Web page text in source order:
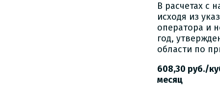
В расчетах с
исходя из
оператора и
год,
области по
608,30 руб./
месяц